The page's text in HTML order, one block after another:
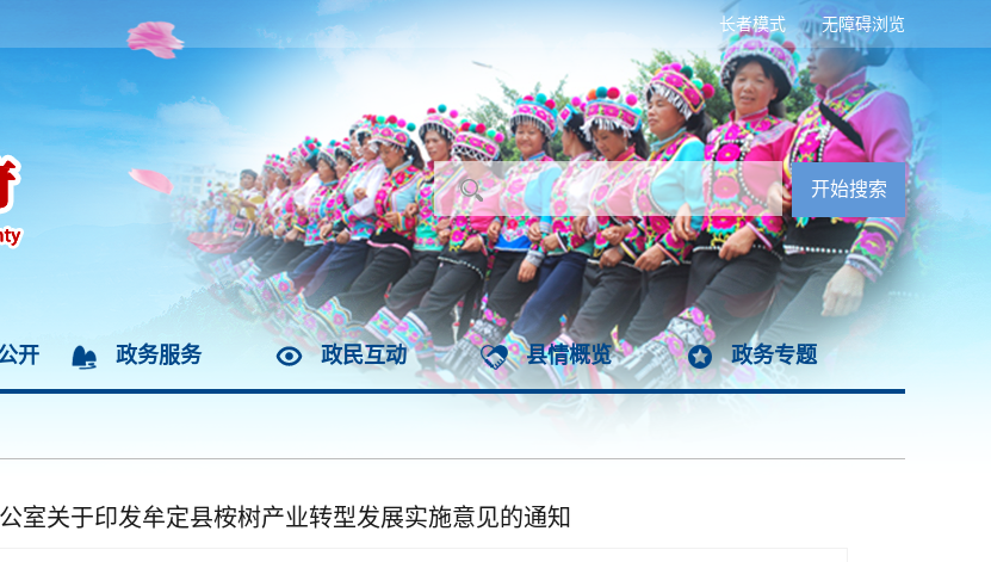
无障碍浏览
长者模式
开 政务服务 政民互动 县情概览 政务专题
室关于印发牟定县桉树产业转型发展实施意见的通知